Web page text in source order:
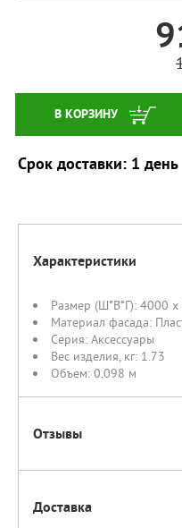
В КОРЗИНУ
Срок доставки: 1 день
Характеристики
Размер (Ш*В*Г): 4000
Материал фасада:
Серия: Аксессуары
Вес изделия, кг: 1.73
Объем: 0.098 м
Отзывы
Доставка